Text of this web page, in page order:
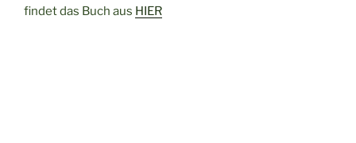
findet das Buch aus HIER